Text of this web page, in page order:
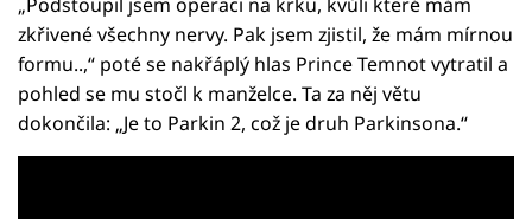
zkřivené všechny nervy. Pak jsem zjistil, že mám mírnou
formu..,“ poté se nakřáplý hlas Prince Temnot vytratil a
pohled se mu stočl k manželce. Ta za něj větu
dokončila: „Je to Parkin 2, což je druh Parkinsona.“